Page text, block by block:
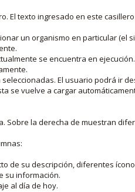
El texto ingresado en este
un organismo en particular (el
se encuentra en
El usuario podrá ir
se vuelve a cargar
Sobre la derecha de muestran
de su descripción, diferentes
su información.
al día de hoy.